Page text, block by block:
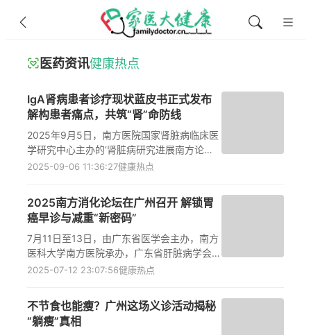
医药资讯健康热点
IgA肾病患者诊疗现状蓝皮书正式发布
解构患者痛点，共筑“肾”命防线
2025年9月5日，南方医院国家肾脏病临床医
学研究中心主办的‘肾脏病研究进展南方论
坛’发布《中国IgA肾病患者诊疗现状蓝皮
活检接受延迟问题，平均间隔2.7个月，导致
蛋白尿中位数达2.6g/天。随访中，仅34%患
者知晓KDIGO指南推荐的<0.5g/天蛋白尿目
标，45%仍沿用旧标准<1.0g/天。蓝皮书强
调严格管控蛋白尿是核心防线，呼吁加强患者
2025-09-06 11:36:27健康热点
2025南方消化论坛在广州召开 解锁胃
癌早诊与减重“新密码”
7月11日至13日，由广东省医学会主办，南方
医科大学南方医院承办，广东省肝脏病学会、
中华医学会消化内镜分会结直肠学组协办的
2025-07-12 23:07:56健康热点
不节食也能瘦？广州这场义诊活动揭秘
“躺瘦”真相